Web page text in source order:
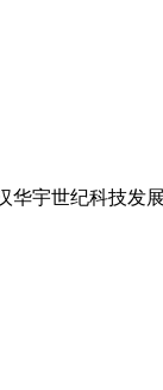
华宇世纪科技发